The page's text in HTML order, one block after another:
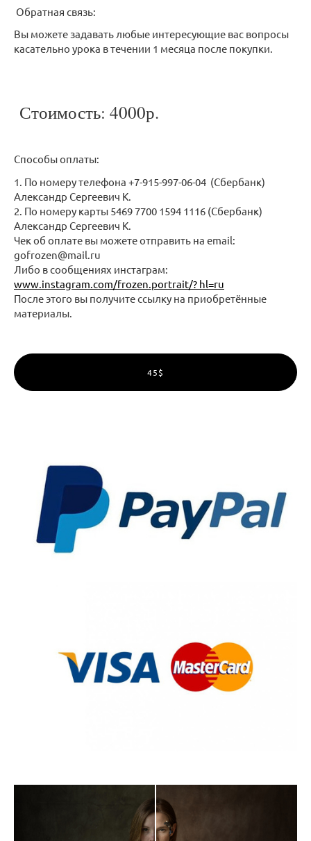
Обратная связь:
Вы можете задавать любые интересующие вас вопросы
касательно урока в течении 1 месяца после покупки.
Стоимость: 4000р.
Способы оплаты:
1. По номеру телефона +7-915-997-06-04 (Сбербанк)
Александр Сергеевич К.
2. По номеру карты 5469 7700 1594 1116 (Сбербанк)
Александр Сергеевич К.
Чек об оплате вы можете отправить на email:
gofrozen@mail.ru
Либо в сообщениях инстаграм:
www.instagram.com/frozen.portrait/? hl=ru
После этого вы получите ссылку на приобретённые
материалы.
45$